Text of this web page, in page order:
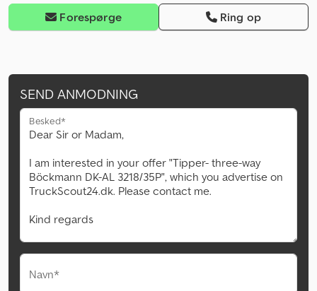
Forespørge Ring op
SEND ANMODNING
Besked*
Navn*